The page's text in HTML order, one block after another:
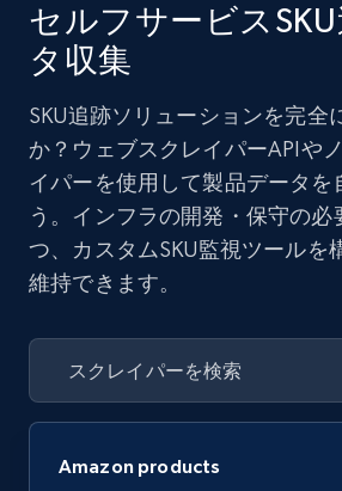
セルフサービス
タ収集
SKU追跡ソリューションを完全
か？ウェブスクレイパーAPIや
イパーを使用して製品データを
う。インフラの開発・保守の必
つ、カスタムSKU監視ツールを
維持できます。
Amazon products